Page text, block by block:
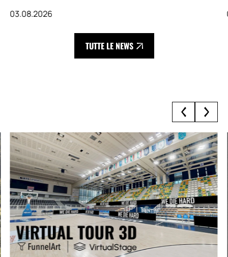
03.08.2026
TUTTE LE NEWS